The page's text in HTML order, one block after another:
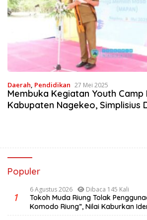
Daerah, Pendidikan 27 Mei 2025
Membuka Kegiatan Youth Camp
Kabupaten Nagekeo, Simplisius
Populer
1
6 Agustus 2026 Dibaca 145 Kali
Tokoh Muda Riung Tolak
Komodo Riung”, Nilai Kaburkan